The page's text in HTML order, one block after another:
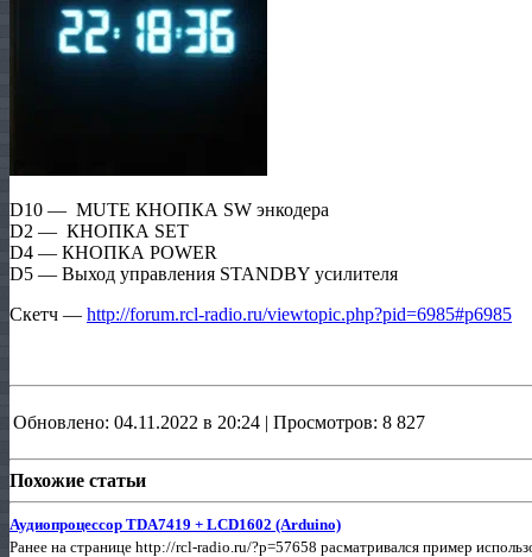
D10 — MUTE КНОПКА SW энкодера
D2 — КНОПКА SET
D4 — КНОПКА POWER
D5 — Выход управления STANDBY усилителя
Скетч — http://forum.rcl-radio.ru/viewtopic.php?pid=6985#p6985
Обновлено: 04.11.2022 в 20:24 | Просмотров: 8 827
Похожие статьи
Аудиопроцессор TDA7419 + LCD1602 (Arduino)
Ранее на странице http://rcl-radio.ru/?p=57658 расматривался пример